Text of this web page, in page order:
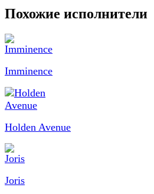
Похожие исполнители
Imminence
Holden Avenue
Joris